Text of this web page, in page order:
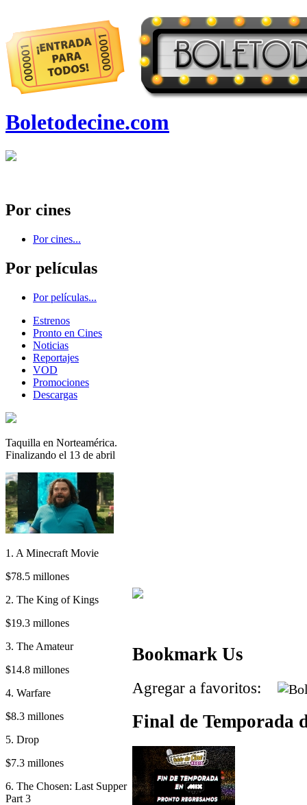
Boletodecine.com
Por cines
Por cines...
Por películas
Por películas...
Estrenos
Pronto en Cines
Noticias
Reportajes
VOD
Promociones
Descargas
Taquilla en Norteamérica.
Finalizando el 13 de abril
1. A Minecraft Movie
$78.5 millones
2. The King of Kings
$19.3 millones
3. The Amateur
$14.8 millones
4. Warfare
$8.3 millones
5. Drop
$7.3 millones
6. The Chosen: Last Supper
Part 3
Bookmark Us
Agregar a favoritos:
Final de Temporada